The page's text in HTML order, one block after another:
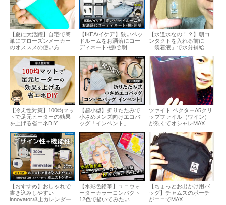
【夏に大活躍】自宅で簡
単にフローズンメーカー
のオススメの使い方
【IKEA/イケア】狭いベッ
ドルームをお洒落にコー
ディネート-棚/照明
【水道水なの！？】朝コ
ンタクトを入れる前に
「装着液」で水分補給
【冷え性対策】100均マッ
トで足元ヒーターの効果
を上げる省エネDIY
【超小型】折りたたみで
小さめメンズ向けエコバ
ッグ「インベント」
ツァイト ベクターA5クリ
ップファイル（ワイン）
が渋くてオシャレMAX
【おすすめ】おしゃれで
書き込みしやすい
innovator卓上カレンダー
【水彩色鉛筆】ユニウォ
ーターカラーコンパクト
12色で描いてみたい
【ちょっとお出かけ用バ
ッグ】チャムスのポーチ
がエコでMAX